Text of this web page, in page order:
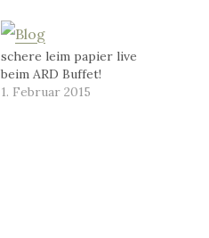
schere leim papier live
beim ARD Buffet!
1. Februar 2015